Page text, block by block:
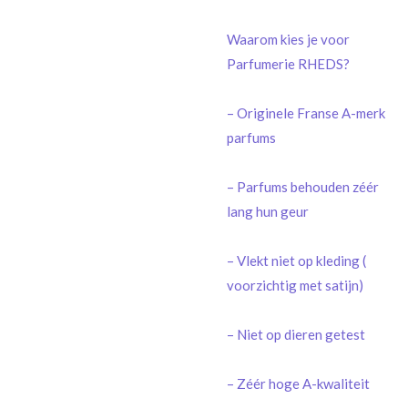
Waarom kies je voor
Parfumerie RHEDS?
– Originele Franse A-merk
parfums
– Parfums behouden zéér
lang hun geur
– Vlekt niet op kleding (
voorzichtig met satijn)
– Niet op dieren getest
– Zéér hoge A-kwaliteit